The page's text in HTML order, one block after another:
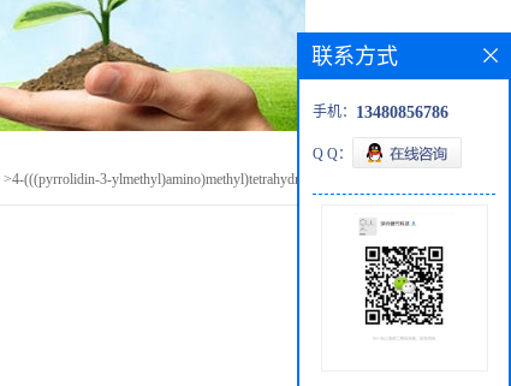
>4-(((pyrrolidin-3-ylmethyl)amino)methyl)tetrahydro-2H-pyran-4-ol
联系方式
手机： 13480856786
Q Q：